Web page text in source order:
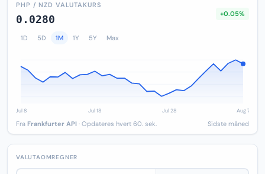
PHP / NZD VALUTAKURS
0.0280 +0.05%
1D 5D 1M 1Y 5Y Max
Fra Frankfurter API · Opdateres hvert 60. sek. Sidste måned
VALUTAOMREGNER